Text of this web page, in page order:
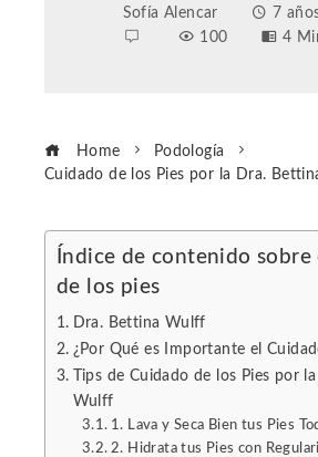
Sofía Alencar
7
100
4
Home
Podología
Cuidado de los Pies por la Dra.
Índice de contenido sobre
de los pies
Dra. Bettina Wulff
¿Por Qué es Importante el
Tips de Cuidado de los Pies por
Wulff
1. Lava y Seca Bien tus Pies
2. Hidrata tus Pies con